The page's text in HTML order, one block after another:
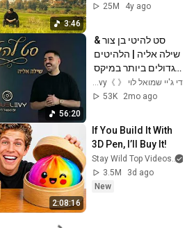
3:46
25M
4y ago
56:20
הגדולים ביותר במיקס
שמואל לוי
53K
2mo ago
2:08:16
If You Build It With
3D Pen, I’ll Buy It!
Stay Wild Top Videos
3.5M
3d ago
New